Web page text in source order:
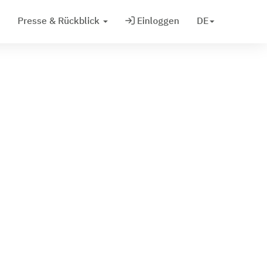
Presse & Rückblick Einloggen DE